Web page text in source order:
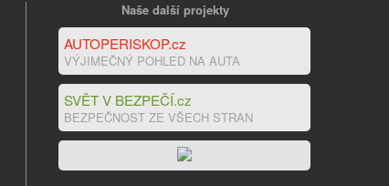
Naše další projekty
AUTOPERISKOP.cz
VÝJIMEČNÝ POHLED NA AUTA
SVĚT V BEZPEČÍ.cz
BEZPEČNOST ZE VŠECH STRAN